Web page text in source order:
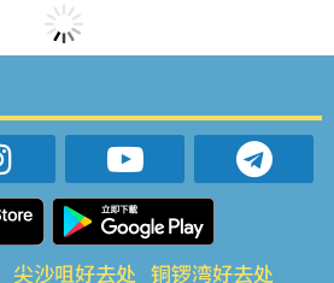
尖沙咀好去处 铜锣湾好去处